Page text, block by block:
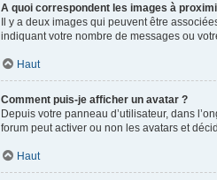
A quoi correspondent les images à
Il y a deux images qui peuvent être
indiquant votre nombre de messages ou
Haut
Comment puis-je afficher un avatar ?
Depuis votre panneau d’utilisateur, dans
forum peut activer ou non les avatars et
Haut